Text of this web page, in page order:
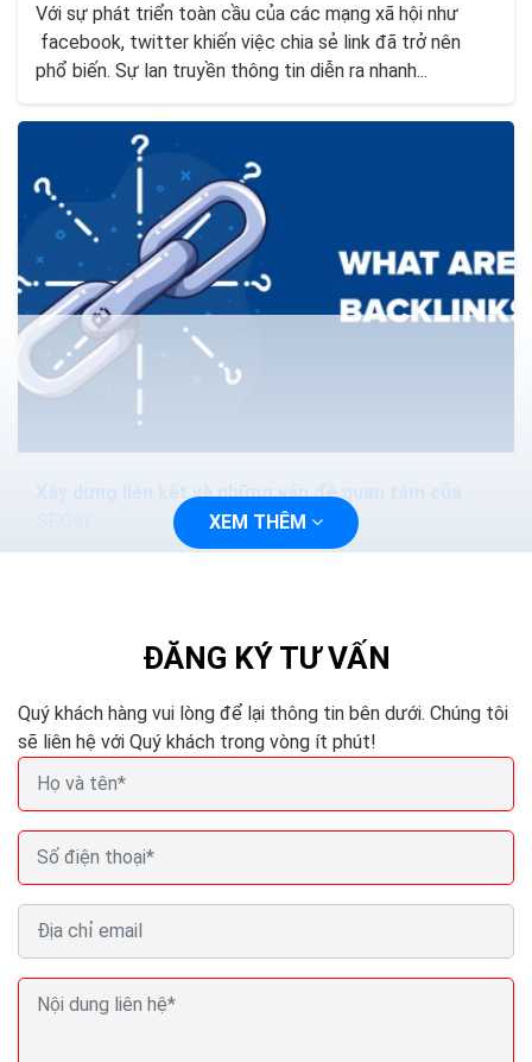
Với sự phát triển toàn cầu của các mạng xã hội như
facebook, twitter khiến việc chia sẻ link đã trở nên
phổ biến. Sự lan truyền thông tin diễn ra nhanh...
Xây dựng liên kết và những vấn đề quan tâm của
Khi bạn bị hạn chế về mặt tài chính và đang cố gắng
XEM THÊM
ĐĂNG KÝ TƯ VẤN
Quý khách hàng vui lòng để lại thông tin bên dưới. Chúng tôi
sẽ liên hệ với Quý khách trong vòng ít phút!